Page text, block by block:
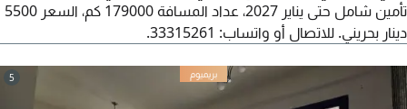
تأمين شامل حتى يناير 2027، عداد المسافة 179000 كم، السعر 5500
دينار بحريني. للاتصال أو واتساب: 33315261.
5